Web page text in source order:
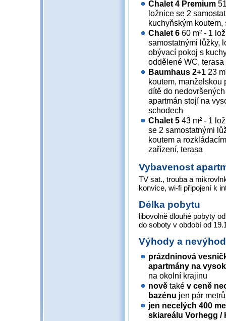
Chalet 4 Premium
ložnice se 2
kuchyňským
Chalet 6 60 m² - 1
samostatnými lůžky,
obývací pokoj s
oddělené WC, terasa
Baumhaus 2+1 23
koutem, manželskou
dítě do
apartmán stojí na
schodech
Chalet 5 43 m² - 1
se 2 samostatnými
koutem a
zařízení, terasa
Vybavenost
TV sat., trouba a
konvice, wi-fi připojení k
Délka pobytu
libovolně dlouhé pobyty
do soboty v období od
Výhody a
prázdninová
apartmány na
na okolní krajinu
nově také v ceně
bazénu jen pár
jen necelých 400
skiareálu Vorhegg